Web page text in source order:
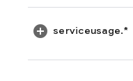
serviceusage.*